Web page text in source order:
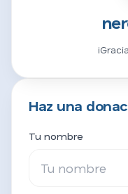
Haz una
Tu nombre